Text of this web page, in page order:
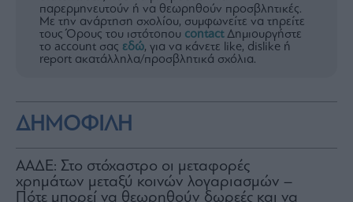
παρερμηνευτούν ή να θεωρηθούν προσβλητικές.
Με την ανάρτηση σχολίου, συμφωνείτε να τηρείτε
τους Όρους του ιστότοπου contactΔημιουργήστε
το account σας εδώ, για να κάνετε like, dislike ή
report ακατάλληλα/προσβλητικά σχόλια.
ΔΗΜΟΦΙΛΗ
ΑΑΔΕ: Στο στόχαστρο οι μεταφορές
χρημάτων μεταξύ κοινών λογαριασμών –
Πότε μπορεί να θεωρηθούν δωρεές και να